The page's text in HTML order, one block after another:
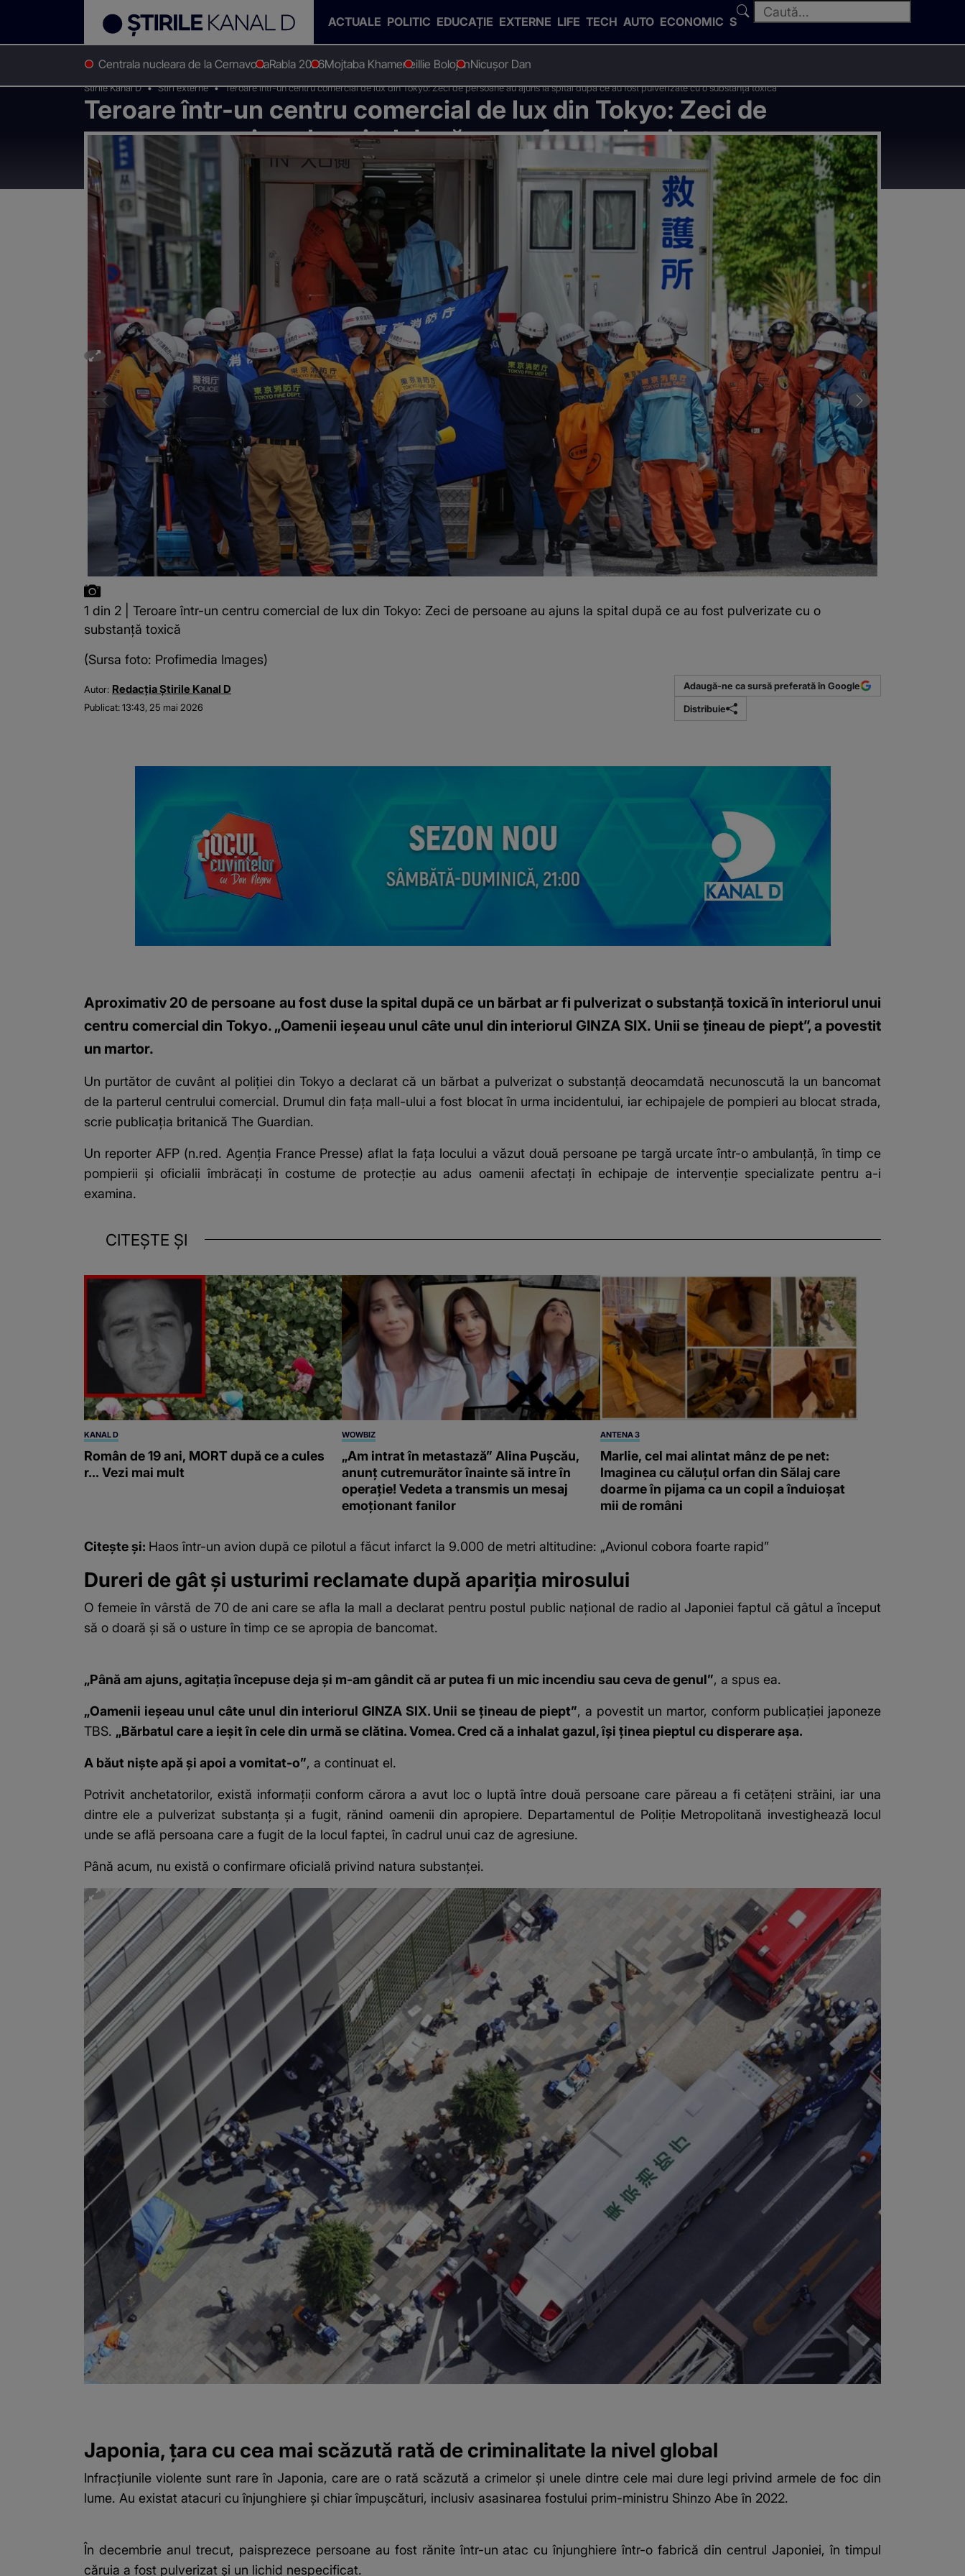
ACTUALE POLITIC EDUCAȚIE EXTERNE LIFE TECH AUTO ECONOMIC SPORT
Centrala nucleara de la CernavodaRabla 2026Mojtaba KhameneiIlie BolojanNicușor Dan
Stirile Kanal D Stiri externe Teroare într-un centru comercial de lux din Tokyo: Zeci de persoane au ajuns la spital după ce au fost pulverizate cu o substanță toxică
Teroare într-un centru comercial de lux din Tokyo: Zeci de
persoane au ajuns la spital după ce au fost pulverizate cu o
substanță toxică
1 din 2 | Teroare într-un centru comercial de lux din Tokyo: Zeci de persoane au ajuns la spital după ce au fost pulverizate cu o
substanță toxică
(Sursa foto: Profimedia Images)
Autor: Redacția Știrile Kanal D
Publicat:13:43, 25 mai 2026
Adaugă-ne ca sursă preferată în Google
Distribuie
Aproximativ 20 de persoane au fost duse la spital după ce un bărbat ar fi pulverizat o substanță toxică în interiorul unui
centru comercial din Tokyo. „Oamenii ieșeau unul câte unul din interiorul GINZA SIX. Unii se țineau de piept”, a povestit
un martor.
Un purtător de cuvânt al poliției din Tokyo a declarat că un bărbat a pulverizat o substanță deocamdată necunoscută la un bancomat
de la parterul centrului comercial. Drumul din fața mall-ului a fost blocat în urma incidentului, iar echipajele de pompieri au blocat strada,
scrie publicația britanică The Guardian.
Un reporter AFP (n.red. Agenția France Presse) aflat la fața locului a văzut două persoane pe targă urcate într-o ambulanță, în timp ce
pompierii și oficialii îmbrăcați în costume de protecție au adus oamenii afectați în echipaje de intervenție specializate pentru a-i
examina.
CITEȘTE ȘI
KANAL D
Român de 19 ani, MORT după ce a cules
r... Vezi mai mult
WOWBIZ
„Am intrat în metastază” Alina Pușcău,
anunț cutremurător înainte să intre în
operație! Vedeta a transmis un mesaj
emoționant fanilor
ANTENA 3
Marlie, cel mai alintat mânz de pe net:
Imaginea cu căluțul orfan din Sălaj care
doarme în pijama ca un copil a înduioșat
mii de români
Citește și: Haos într-un avion după ce pilotul a făcut infarct la 9.000 de metri altitudine: „Avionul cobora foarte rapid”
Dureri de gât și usturimi reclamate după apariția mirosului
O femeie în vârstă de 70 de ani care se afla la mall a declarat pentru postul public național de radio al Japoniei faptul că gâtul a început
să o doară și să o usture în timp ce se apropia de bancomat.
„Până am ajuns, agitația începuse deja și m-am gândit că ar putea fi un mic incendiu sau ceva de genul”, a spus ea.
„Oamenii ieșeau unul câte unul din interiorul GINZA SIX. Unii se țineau de piept”, a povestit un martor, conform publicației japoneze
TBS. „Bărbatul care a ieșit în cele din urmă se clătina. Vomea. Cred că a inhalat gazul, își ținea pieptul cu disperare așa.
A băut niște apă și apoi a vomitat-o”, a continuat el.
Potrivit anchetatorilor, există informații conform cărora a avut loc o luptă între două persoane care păreau a fi cetățeni străini, iar una
dintre ele a pulverizat substanța și a fugit, rănind oamenii din apropiere. Departamentul de Poliție Metropolitană investighează locul
unde se află persoana care a fugit de la locul faptei, în cadrul unui caz de agresiune.
Până acum, nu există o confirmare oficială privind natura substanței.
Japonia, țara cu cea mai scăzută rată de criminalitate la nivel global
Infracțiunile violente sunt rare în Japonia, care are o rată scăzută a crimelor și unele dintre cele mai dure legi privind armele de foc din
lume. Au existat atacuri cu înjunghiere și chiar împușcături, inclusiv asasinarea fostului prim-ministru Shinzo Abe în 2022.
În decembrie anul trecut, paisprezece persoane au fost rănite într-un atac cu înjunghiere într-o fabrică din centrul Japoniei, în timpul
căruia a fost pulverizat și un lichid nespecificat.